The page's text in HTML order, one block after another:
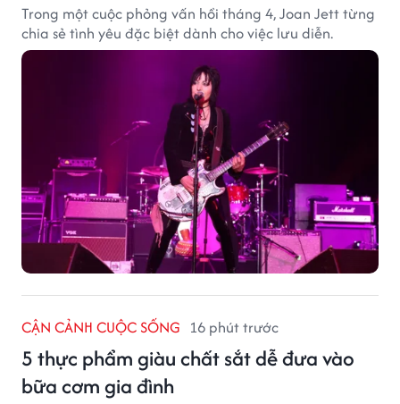
Trong một cuộc phỏng vấn hồi tháng 4, Joan Jett từng
chia sẻ tình yêu đặc biệt dành cho việc lưu diễn.
CẬN CẢNH CUỘC SỐNG 16 phút trước
5 thực phẩm giàu chất sắt dễ đưa vào
bữa cơm gia đình